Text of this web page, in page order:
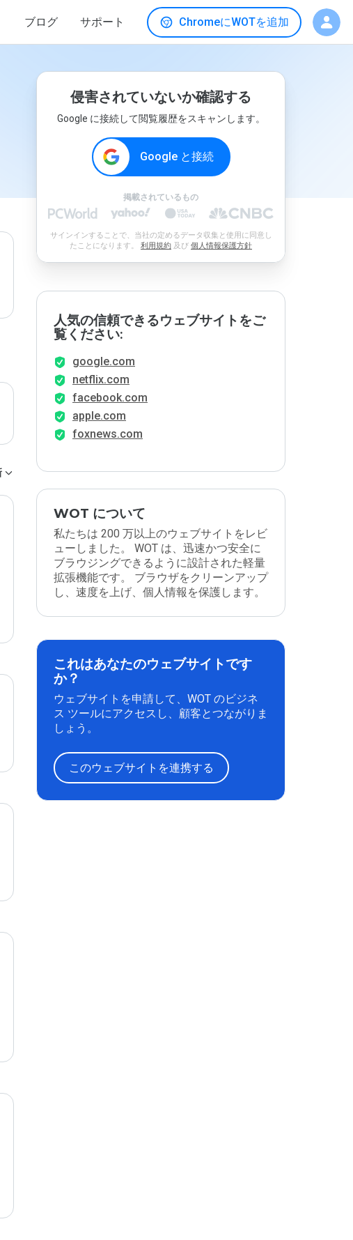
ブログ サポート ChromeにWOTを追加
侵害されていないか確認する
Google に接続して閲覧履歴をスキャンします。
Google と接続
掲載されているもの
サインインすることで、当社の定めるデータ収集と使用に同意し
たことになります。 利用規約 及び 個人情報保護方針
人気の信頼できるウェブサイトをご
覧ください:
google.com
netflix.com
facebook.com
apple.com
foxnews.com
WOT について
私たちは 200 万以上のウェブサイトをレビ
ューしました。 WOT は、迅速かつ安全に
ブラウジングできるように設計された軽量
拡張機能です。 ブラウザをクリーンアップ
し、速度を上げ、個人情報を保護します。
これはあなたのウェブサイトです
か？
ウェブサイトを申請して、WOT のビジネ
ス ツールにアクセスし、顧客とつながりま
しょう。
このウェブサイトを連携する